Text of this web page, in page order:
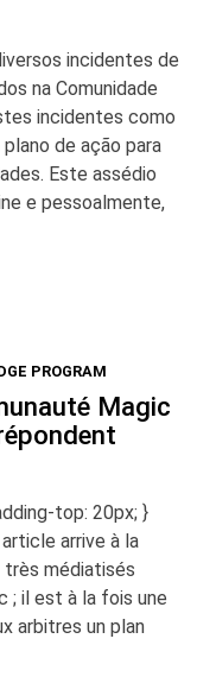
incidentes de
na Comunidade
incidentes como
de ação para
Este assédio
e pessoalmente,
PROGRAM
Magic
top: 20px; }
arrive à la
très médiatisés
; il est à la fois une
arbitres un plan